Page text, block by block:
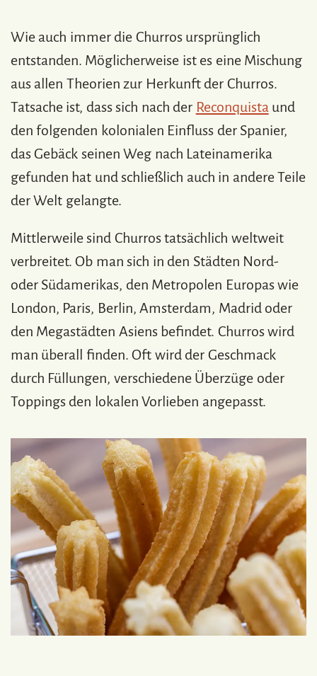
Wie auch immer die Churros ursprünglich
entstanden. Möglicherweise ist es eine Mischung
aus allen Theorien zur Herkunft der Churros.
Tatsache ist, dass sich nach der Reconquistaund
den folgenden kolonialen Einfluss der Spanier,
das Gebäck seinen Weg nach Lateinamerika
gefunden hat und schließlich auch in andere Teile
der Welt gelangte.
Mittlerweile sind Churros tatsächlich weltweit
verbreitet. Ob man sich in den Städten Nord-
oder Südamerikas, den Metropolen Europas wie
London, Paris, Berlin, Amsterdam, Madrid oder
den Megastädten Asiens befindet. Churros wird
man überall finden. Oft wird der Geschmack
durch Füllungen, verschiedene Überzüge oder
Toppings den lokalen Vorlieben angepasst.